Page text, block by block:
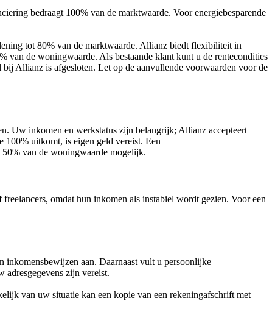
bedraagt 100% van de marktwaarde. Voor energiebesparende
tot 80% van de marktwaarde. Allianz biedt flexibiliteit in
van de woningwaarde. Als bestaande klant kunt u de rentecondities
Allianz is afgesloten. Let op de aanvullende voorwaarden voor de
Uw inkomen en werkstatus zijn belangrijk; Allianz accepteert
100% uitkomt, is eigen geld vereist. Een
van de woningwaarde mogelijk.
omdat hun inkomen als instabiel wordt gezien. Voor een
aan. Daarnaast vult u persoonlijke
adresgegevens zijn vereist.
van uw situatie kan een kopie van een rekeningafschrift met